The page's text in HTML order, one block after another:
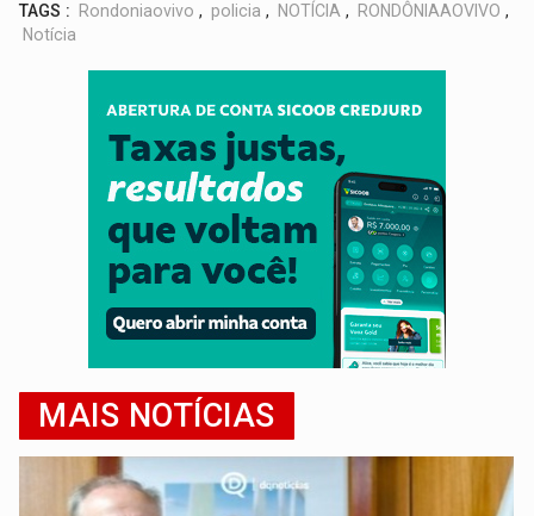
TAGS : Rondoniaovivo , policia , NOTÍCIA , RONDÔNIAAOVIVO ,
Notícia
MAIS NOTÍCIAS